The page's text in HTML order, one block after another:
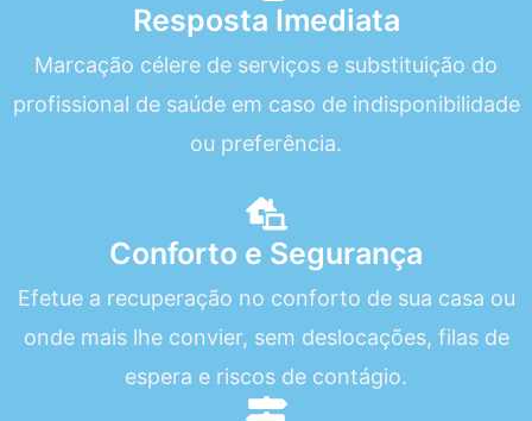
Resposta Imediata
Marcação célere de serviços e substituição do
profissional de saúde em caso de indisponibilidade
ou preferência.
Conforto e Segurança
Efetue a recuperação no conforto de sua casa ou
onde mais lhe convier, sem deslocações, filas de
espera e riscos de contágio.